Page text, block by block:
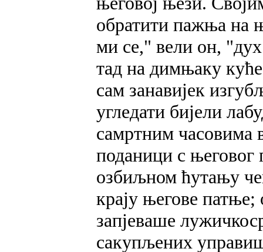
обратити пажња на
ми се," вели он, "дух
тад на димњаку
сам занавијек
угледати бијели
самртним часовима
поданици с његовог
озбиљном ћутању
крају његове
запјеваше
сакупљених